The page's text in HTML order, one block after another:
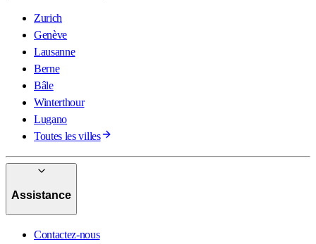
Zurich
Genève
Lausanne
Berne
Bâle
Winterthour
Lugano
Toutes les villes
Assistance
Contactez-nous